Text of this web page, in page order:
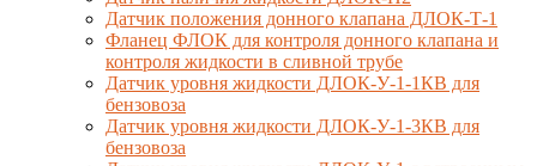
Датчик положения донного клапана ДЛОК-Т-1
Фланец ФЛОК для контроля донного клапана и
контроля жидкости в сливной трубе
Датчик уровня жидкости ДЛОК-У-1-1КВ для
бензовоза
Датчик уровня жидкости ДЛОК-У-1-3КВ для
бензовоза